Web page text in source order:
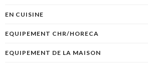
EN CUISINE
EQUIPEMENT CHR/HORECA
EQUIPEMENT DE LA MAISON